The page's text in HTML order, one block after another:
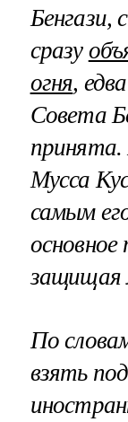
Бенгази,
сразу
огня,
Совета
принята.
Мусса
самым
основное
защищая
По
взять